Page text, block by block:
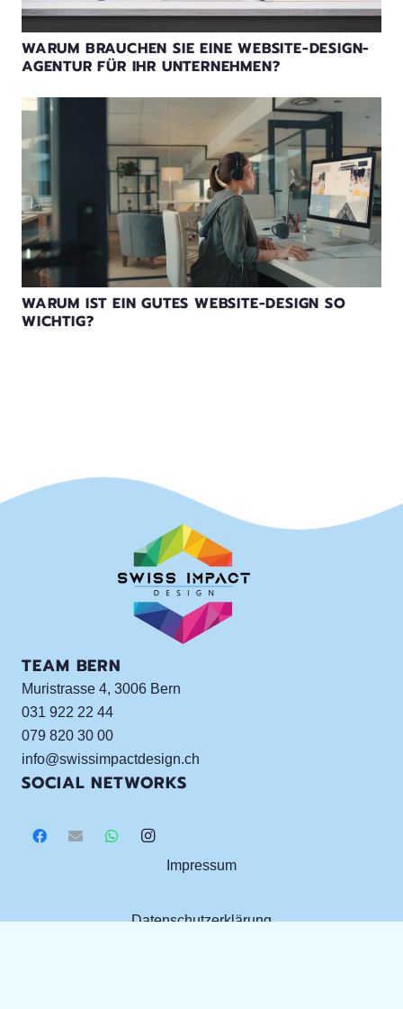
WARUM BRAUCHEN SIE EINE WEBSITE-DESIGN-
AGENTUR FÜR IHR UNTERNEHMEN?
WARUM IST EIN GUTES WEBSITE-DESIGN SO
WICHTIG?
TEAM BERN
Muristrasse 4, 3006 Bern
031 922 22 44
079 820 30 00
info@swissimpactdesign.ch
SOCIAL NETWORKS
Impressum
Datenschutzerklärung